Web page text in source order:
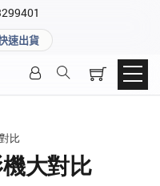
速出貨
比
大對比
單。